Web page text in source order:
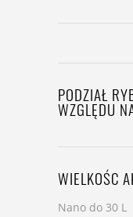
PODZIAŁ
WZGLĘDU
WIELKOŚC
Nano do 30 L